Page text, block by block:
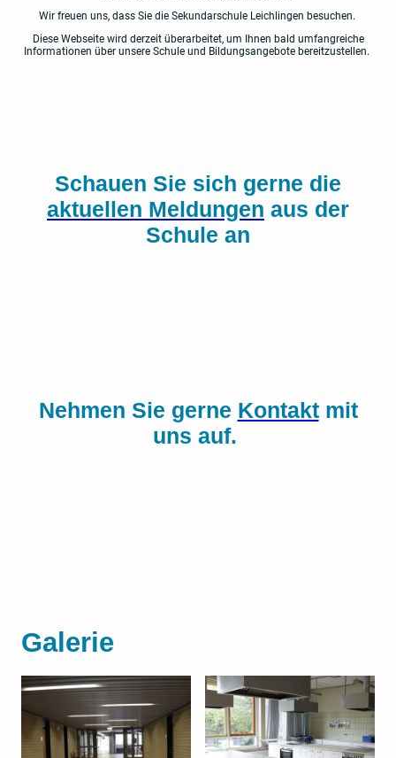
Wir freuen uns, dass Sie die Sekundarschule Leichlingen besuchen.
Diese Webseite wird derzeit überarbeitet, um Ihnen bald umfangreiche
Informationen über unsere Schule und Bildungsangebote bereitzustellen.
Schauen Sie sich gerne die
aktuellen Meldungen aus der
Schule an
Nehmen Sie gerne Kontaktmit
uns auf.
Galerie